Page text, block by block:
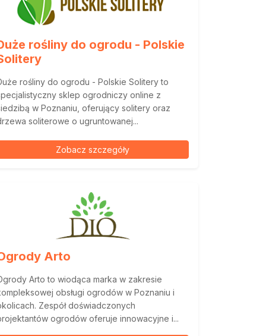
rośliny do ogrodu - Polskie
rośliny do ogrodu - Polskie Solitery to
sklep ogrodniczy online z
w Poznaniu, oferujący solitery oraz
soliterowe o ugruntowanej...
Zobacz szczegóły
Arto
Arto to wiodąca marka w zakresie
obsługi ogrodów w Poznaniu i
Zespół doświadczonych
ogrodów oferuje innowacyjne i...